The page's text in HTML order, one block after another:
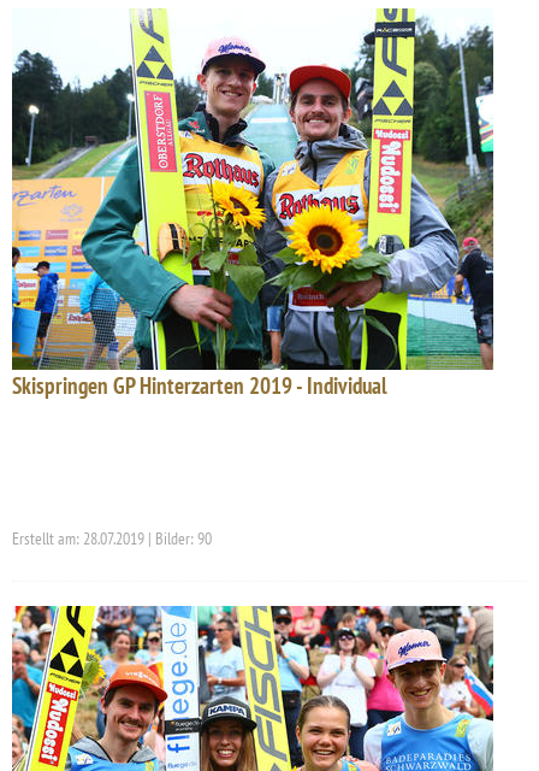
Skispringen GP Hinterzarten 2019 - Individual
Erstellt am: 28.07.2019 | Bilder: 90